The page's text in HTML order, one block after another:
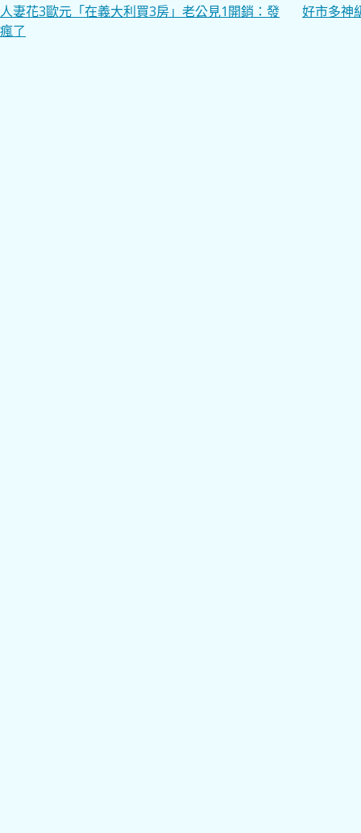
文
章
人妻花3歐元「在義大利買3房」老公見1開銷：發
瘋了
好市多神